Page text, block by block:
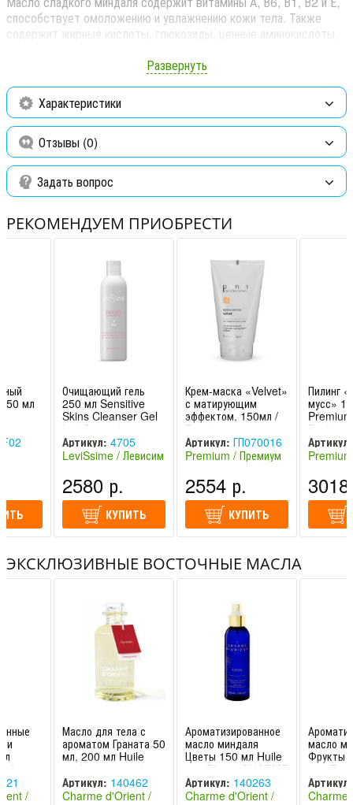
способствует омоложению и увлажнению кожи тела. Также
содержит жирные кислоты, глюкозиды, ценные аминокислоты,
регенерирующими, противовоспалительными и
ранозаживляющими свойствами. Применение масла сладкого
миндаля придает коже здоровый вид, бархатную мягкость и
эластичность.
Состав:100% масло сладкого миндаля, парфюм.
Способ применения:наносить на кожу тела после принятия
душа/ванны или использовать для профессионального массажа
тела.
Развернуть
Характеристики
Отзывы (0)
Задать вопрос
РЕКОМЕНДУЕМ ПРИОБРЕСТИ
50 мл
Очищающий гель
250 мл Sensitive
Skins Cleanser Gel
LeviSsime /
Левиссим
Артикул: 4705
LeviSsime / Левисим
2580 р.
КУПИТЬ
Крем-маска «Velvet»
с матирующим
эффектом, 150мл /
Premium
Professional
Артикул: ГП070016
Premium / Премиум
2554 р.
КУПИТЬ
Пилинг
мусс»
Premium
Артикул:
ЭКСКЛЮЗИВНЫЕ ВОСТОЧНЫЕ МАСЛА
и
Argan
/
Масло для тела с
ароматом Граната 50
мл, 200 мл Huile
parfumee pour le
corps Charme
d'Orient
Артикул: 140462
Charme d'Orient /
Ароматизированное
масло миндаля
Цветы 150 мл Huile
aux Fleurs CHARME
D'ORIENT / ШАРМ
ДЕ ОРИЕ
Артикул: 140263
Charme d'Orient /
масло
Фрукты
aux
ДЕ ОР
Артикул:
Charme